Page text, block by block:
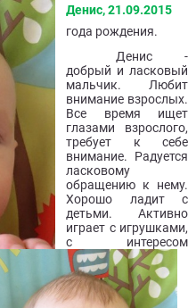
Денис, 21.09.2015
года рождения.
Денис -
добрый и ласковый
мальчик. Любит
внимание взрослых.
Все время ищет
глазами взрослого,
требует к себе
внимание. Радуется
ласковому
обращению к нему.
Хорошо ладит с
детьми. Активно
играет с игрушками,
с интересом